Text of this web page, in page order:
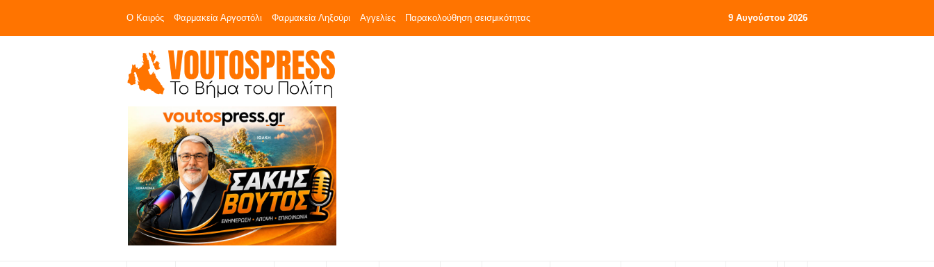
Ο Καιρός Φαρμακεία Αργοστόλι Φαρμακεία Ληξούρι Αγγελίες Παρακολούθηση σεισμικότητας 9 Αυγούστου 2026